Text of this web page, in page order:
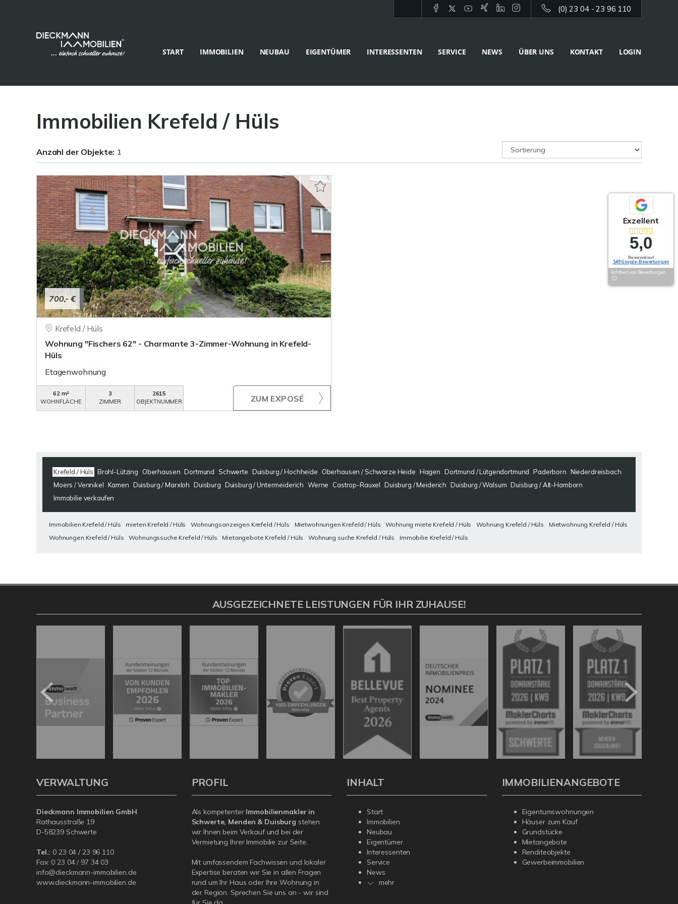
(0) 23 04 - 23 96 110
START IMMOBILIEN NEUBAU EIGENTÜMER INTERESSENTEN SERVICE NEWS ÜBER UNS KONTAKT LOGIN
Immobilien Krefeld / Hüls
Anzahl der Objekte: 1
700,- €
Krefeld / Hüls
Wohnung "Fischers 62" - Charmante 3-Zimmer-Wohnung in Krefeld-
Hüls
Etagenwohnung
62 m²
WOHNFLÄCHE
3
ZIMMER
2615
OBJEKTNUMMER
ZUM EXPOSÉ
Krefeld / Hüls Brohl-Lützing Oberhausen Dortmund Schwerte Duisburg / Hochheide Oberhausen / Schwarze Heide Hagen Dortmund / Lütgendortmund Paderborn Niederdreisbach
Moers / Vennikel Kamen Duisburg / Marxloh Duisburg Duisburg / Untermeiderich Werne Castrop-Rauxel Duisburg / Meiderich Duisburg / Walsum Duisburg / Alt-Hamborn
Immobilie verkaufen
Immobilien Krefeld / Hüls mieten Krefeld / Hüls Wohnungsanzeigen Krefeld / Hüls Mietwohnungen Krefeld / Hüls Wohnung miete Krefeld / Hüls Wohnung Krefeld / Hüls
Mietwohnung Krefeld / Hüls
Wohnungen Krefeld / Hüls
Wohnungssuche Krefeld / Hüls Mietangebote Krefeld / Hüls Wohnung suche Krefeld / Hüls Immobilie Krefeld / Hüls
Exzellent
5,0
Basierend auf
149 Google-Bewertungen
Echtheit von Bewertungen
AUSGEZEICHNETE LEISTUNGEN FÜR IHR ZUHAUSE!
VERWALTUNG
Dieckmann Immobilien GmbH
Rathausstraße 19
D-58239 Schwerte
Tel.: 0 23 04 / 23 96 110
Fax: 0 23 04 / 97 34 03
info@dieckmann-immobilien.de
www.dieckmann-immobilien.de
PROFIL
Als kompetenter Immobilienmakler in
Schwerte, Menden & Duisburg stehen
wir Ihnen beim Verkauf und bei der
Vermietung Ihrer Immobilie zur Seite.
Mit umfassendem Fachwissen und lokaler
Expertise beraten wir Sie in allen Fragen
rund um Ihr Haus oder Ihre Wohnung in
der Region. Sprechen Sie uns an - wir sind
INHALT
Start
Immobilien
Neubau
Eigentümer
Interessenten
Service
News
mehr
IMMOBILIENANGEBOTE
Eigentumswohnungen
Häuser zum Kauf
Grundstücke
Mietangebote
Renditeobjekte
Gewerbeimmobilien